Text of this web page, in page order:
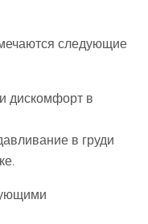
следующие
дискомфорт в
в груди